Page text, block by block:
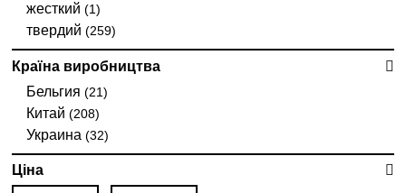
жесткий(1)
твердий(259)
Країна виробництва
Бельгия(21)
Китай(208)
Украина(32)
Ціна